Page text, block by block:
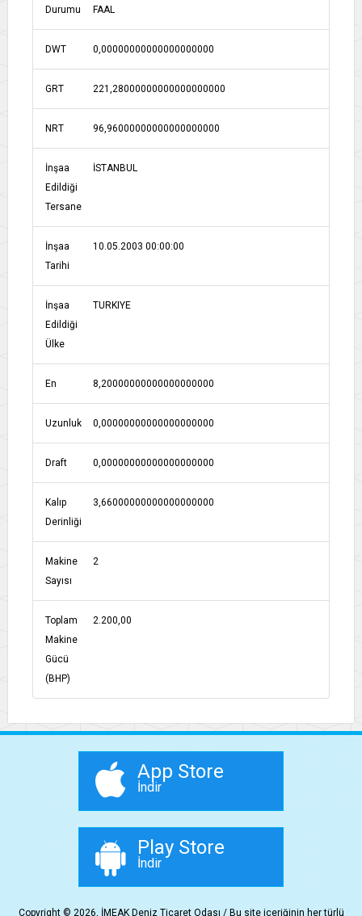
Durumu FAAL
DWT 0,00000000000000000000
GRT 221,28000000000000000000
NRT 96,96000000000000000000
İnşaa
Edildiği
Tersane
İSTANBUL
İnşaa
Tarihi
10.05.2003 00:00:00
İnşaa
Edildiği
Ülke
TURKIYE
En 8,20000000000000000000
Uzunluk 0,00000000000000000000
Draft 0,00000000000000000000
Kalıp
Derinliği
3,66000000000000000000
Makine
Sayısı
2
Toplam
Makine
Gücü
(BHP)
2.200,00
App Store
İndir
Play Store
İndir
Copyright © 2026, İMEAK Deniz Ticaret Odası / Bu site içeriğinin her türlü